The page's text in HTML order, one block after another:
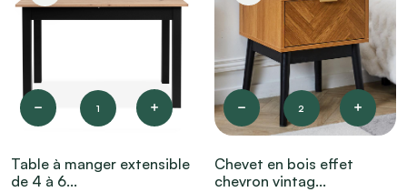
1
Table à manger extensible
de 4 à 6...
2
Chevet en bois effet
chevron vintag...